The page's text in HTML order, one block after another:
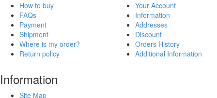
How to buy
FAQs
Payment
Shipment
Where is my order?
Return policy
Your Account
Information
Addresses
Discount
Orders History
Additional Information
Information
Site Map